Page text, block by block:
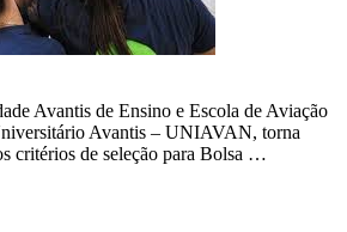
Avantis de Ensino e Escola de Aviação
Avantis – UNIAVAN, torna
critérios de seleção para Bolsa …